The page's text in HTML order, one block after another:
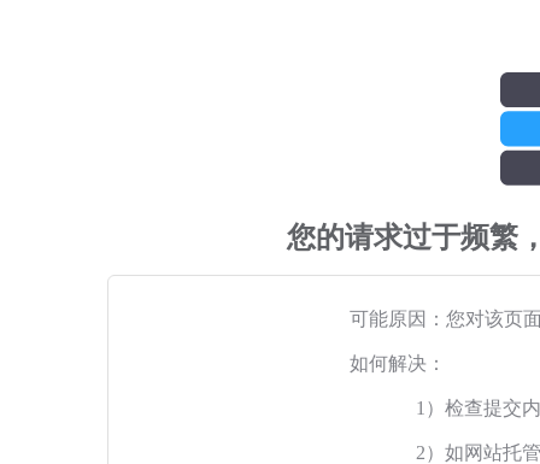
您的请求过于频繁
可能原因：您对该页
如何解决：
1）检查提交
2）如网站托